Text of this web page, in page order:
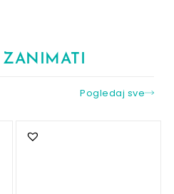
Pogledaj sve